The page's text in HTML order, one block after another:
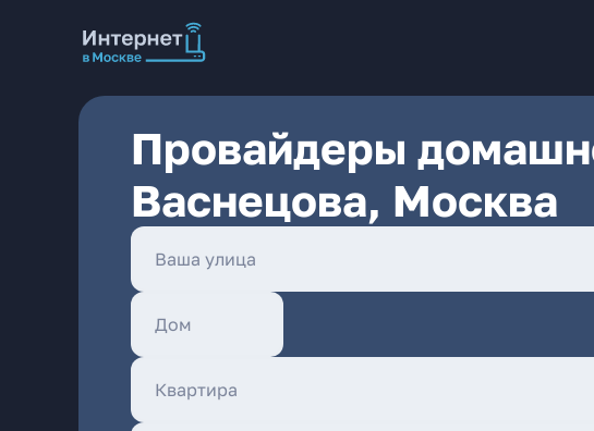
Провайдеры
Васнецова, Москва